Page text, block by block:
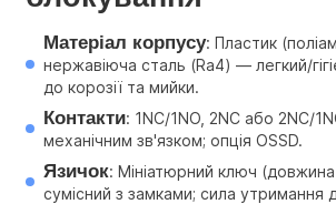
Матеріал корпусу: Пластик
нержавіюча сталь (Ra4) — легкий/
до корозії та мийки.
Контакти: 1NC/1NO, 2NC або 2NC/
механічним зв'язком; опція OSSD.
Язичок: Мініатюрний ключ
сумісний з замками; сила утримання